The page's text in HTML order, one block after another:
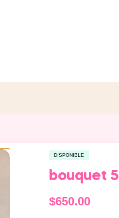
DISPONIBLE
bouquet
$650.00